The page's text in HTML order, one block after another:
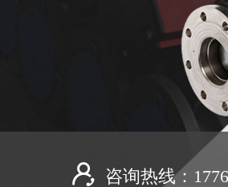
咨询热线：